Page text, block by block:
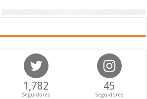
1,782
Seguidores
45
Seguidores